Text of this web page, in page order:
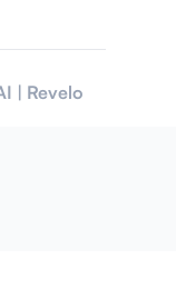
| Revelo